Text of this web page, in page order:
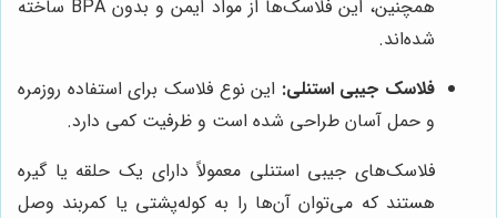
همچنین، این فلاسک‌ها از مواد ایمن و بدون BPA ساخته
شده‌اند.
فلاسک جیبی استنلی: این نوع فلاسک برای استفاده روزمره
و حمل آسان طراحی شده است و ظرفیت کمی دارد.
فلاسک‌های جیبی استنلی معمولاً دارای یک حلقه یا گیره
هستند که می‌توان آن‌ها را به کوله‌پشتی یا کمربند وصل